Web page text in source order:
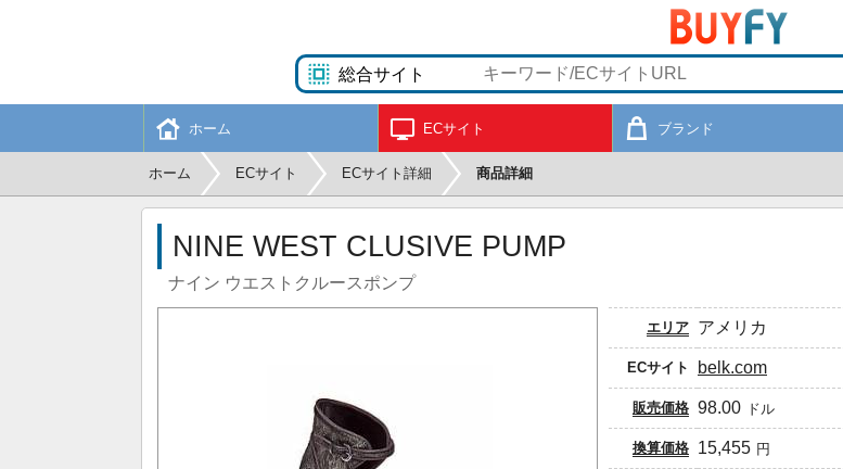
ホーム ECサイト ブランド
ホーム ECサイト ECサイト詳細 商品詳細
NINE WEST CLUSIVE PUMP
ナイン ウエストクルースポンプ
エリア アメリカ
ECサイト belk.com
販売価格 98.00 ドル
換算価格 15,455 円